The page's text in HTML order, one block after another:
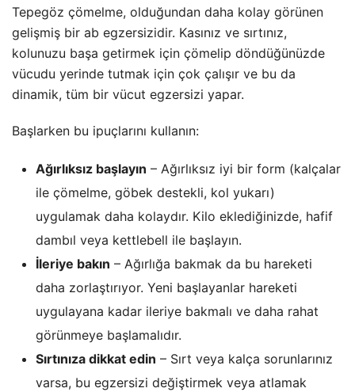
Tepegöz çömelme, olduğundan daha kolay görünen
gelişmiş bir ab egzersizidir. Kasınız ve sırtınız,
kolunuzu başa getirmek için çömelip döndüğünüzde
vücudu yerinde tutmak için çok çalışır ve bu da
dinamik, tüm bir vücut egzersizi yapar.
Başlarken bu ipuçlarını kullanın:
Ağırlıksız başlayın – Ağırlıksız iyi bir form (kalçalar
ile çömelme, göbek destekli, kol yukarı)
uygulamak daha kolaydır. Kilo eklediğinizde, hafif
dambıl veya kettlebell ile başlayın.
İleriye bakın – Ağırlığa bakmak da bu hareketi
daha zorlaştırıyor. Yeni başlayanlar hareketi
uygulayana kadar ileriye bakmalı ve daha rahat
görünmeye başlamalıdır.
Sırtınıza dikkat edin – Sırt veya kalça sorunlarınız
varsa, bu egzersizi değiştirmek veya atlamak